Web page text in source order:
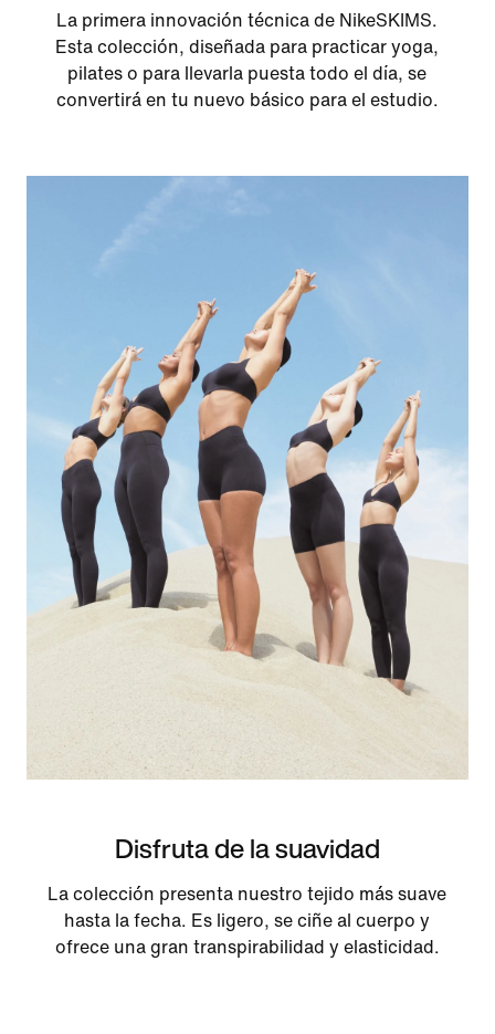
La primera innovación técnica de NikeSKIMS.
Esta colección, diseñada para practicar yoga,
pilates o para llevarla puesta todo el día, se
convertirá en tu nuevo básico para el estudio.
Disfruta de la suavidad
La colección presenta nuestro tejido más suave
hasta la fecha. Es ligero, se ciñe al cuerpo y
ofrece una gran transpirabilidad y elasticidad.